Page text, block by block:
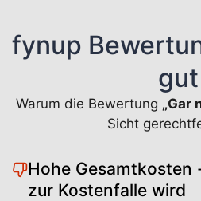
fynup
gut
Warum die Bewertung „Gar
Sicht
Hohe Gesamtkosten
zur Kostenfalle wird